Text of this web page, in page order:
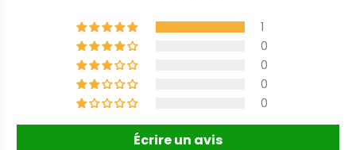
1
0
0
0
0
Écrire un avis